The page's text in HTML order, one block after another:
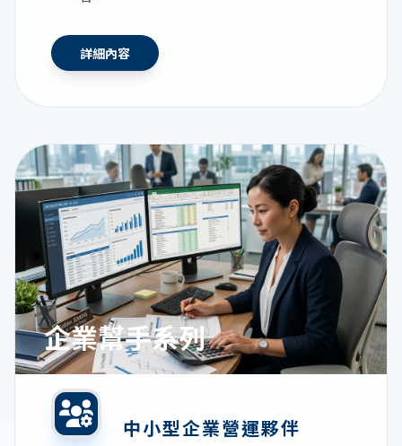
詳細內容
企業幫手系列
中小型企業營運夥伴